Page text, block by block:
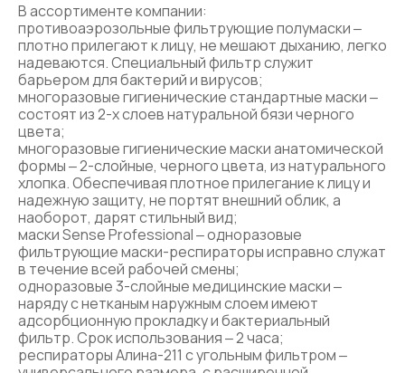
В ассортименте компании:
противоаэрозольные фильтрующие полумаски ‒
плотно прилегают к лицу, не мешают дыханию, легко
надеваются. Специальный фильтр служит
барьером для бактерий и вирусов;
многоразовые гигиенические стандартные маски ‒
состоят из 2-х слоев натуральной бязи черного
цвета;
многоразовые гигиенические маски анатомической
формы ‒ 2-слойные, черного цвета, из натурального
хлопка. Обеспечивая плотное прилегание к лицу и
надежную защиту, не портят внешний облик, а
наоборот, дарят стильный вид;
маски Sense Professional ‒ одноразовые
фильтрующие маски-респираторы исправно служат
в течение всей рабочей смены;
одноразовые 3-слойные медицинские маски ‒
наряду с нетканым наружным слоем имеют
адсорбционную прокладку и бактериальный
фильтр. Срок использования ‒ 2 часа;
респираторы Алина-211 с угольным фильтром ‒